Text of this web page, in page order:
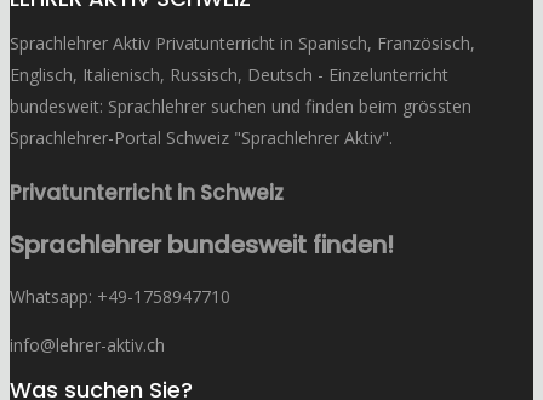
Sprachlehrer Aktiv Privatunterricht in Spanisch, Französisch,
Englisch, Italienisch, Russisch, Deutsch - Einzelunterricht
bundesweit: Sprachlehrer suchen und finden beim grössten
Sprachlehrer-Portal Schweiz "Sprachlehrer Aktiv".
Privatunterricht in Schweiz
Sprachlehrer bundesweit finden!
Whatsapp: ‭+49-1758947710
info@lehrer-aktiv.ch
Was suchen Sie?